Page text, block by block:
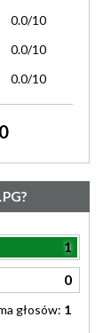
0.0/10
0.0/10
0.0/10
0
1
0
głosów: 1